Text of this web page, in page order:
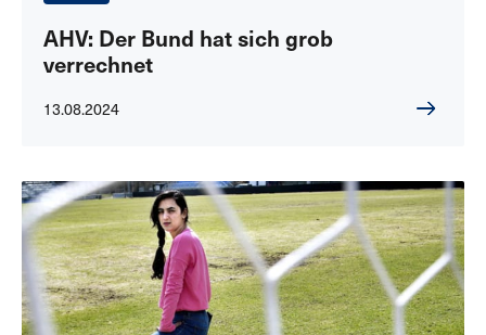
AHV: Der Bund hat sich grob
verrechnet
13.08.2024